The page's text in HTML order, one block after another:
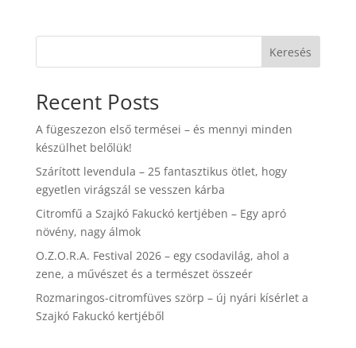
Keresés
Recent Posts
A fügeszezon első termései – és mennyi minden
készülhet belőlük!
Szárított levendula – 25 fantasztikus ötlet, hogy
egyetlen virágszál se vesszen kárba
Citromfű a Szajkó Fakuckó kertjében – Egy apró
növény, nagy álmok
O.Z.O.R.A. Festival 2026 – egy csodavilág, ahol a
zene, a művészet és a természet összeér
Rozmaringos-citromfüves szörp – új nyári kísérlet a
Szajkó Fakuckó kertjéből